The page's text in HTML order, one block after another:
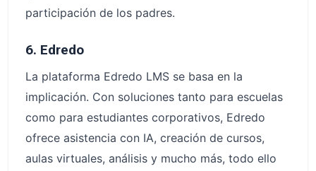
participación de los padres.
6. Edredo
La plataforma Edredo LMS se basa en la
implicación. Con soluciones tanto para escuelas
como para estudiantes corporativos, Edredo
ofrece asistencia con IA, creación de cursos,
aulas virtuales, análisis y mucho más, todo ello